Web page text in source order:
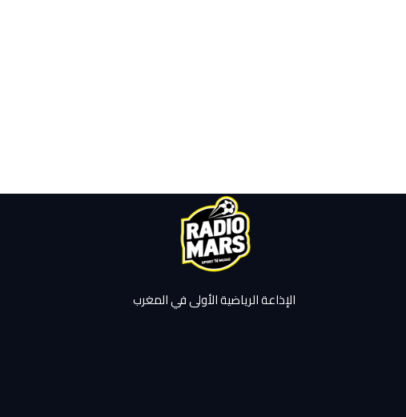
الإذاعة الرياضية الأولى في المغرب